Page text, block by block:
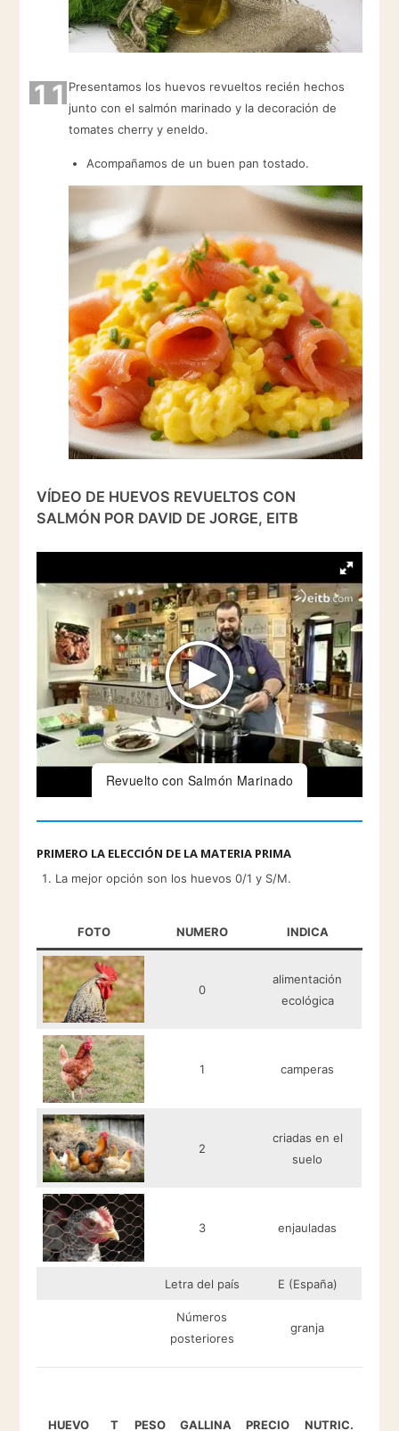
11 Presentamos los huevos revueltos recién hechos
junto con el salmón marinado y la decoración de
tomates cherry y eneldo.
Acompañamos de un buen pan tostado.
VÍDEO DE HUEVOS REVUELTOS CON
SALMÓN POR DAVID DE JORGE, EITB
Revuelto con Salmón Marinado
PRIMERO LA ELECCIÓN DE LA MATERIA PRIMA
La mejor opción son los huevos 0/1 y S/M.
FOTO NUMERO INDICA
0
alimentación
ecológica
1 camperas
2
criadas en el
suelo
3 enjauladas
Letra del país E (España)
Números
posteriores
granja
HUEVO T PESO GALLINA PRECIO NUTRIC.